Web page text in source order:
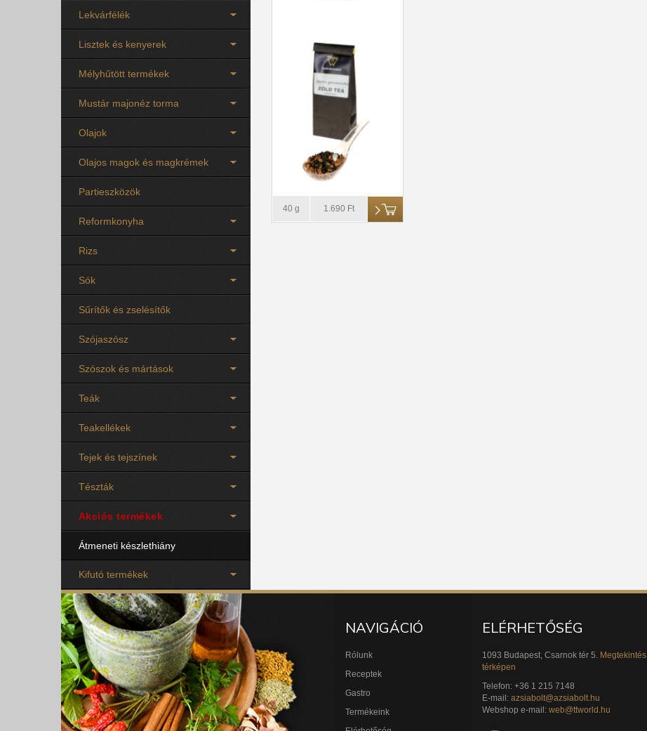
Lekvárfélék
Lisztek és kenyerek
Mélyhűtött termékek
Mustár majonéz torma
Olajok
Olajos magok és magkrémek
Partieszközök
Reformkonyha
Rizs
Sók
Sűrítők és zselésítők
Szójaszósz
Szószok és mártások
Teák
Teakellékek
Tejek és tejszínek
Tészták
Akciós termékek
Átmeneti készlethiány
Kifutó termékek
40 g 1.690 Ft
NAVIGÁCIÓ
Rólunk
Receptek
Gastro
Termékeink
ELÉRHETŐSÉG
1093 Budapest, Csarnok tér 5. Megtekintés
térképen
Telefon: +36 1 215 7148
E-mail: azsiabolt@azsiabolt.hu
Webshop e-mail: web@ttworld.hu